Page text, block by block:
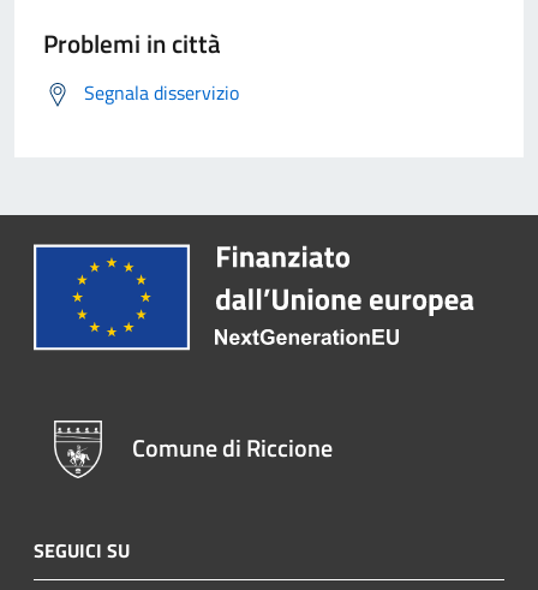
Problemi in città
Segnala disservizio
Comune di Riccione
SEGUICI SU